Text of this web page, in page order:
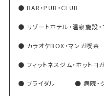
BAR・PUB・CLUB
リゾートホテル・温泉施設
カラオケBOX・マンガ喫茶
フィットネスジム・ホットヨガ
ブライダル 病院・